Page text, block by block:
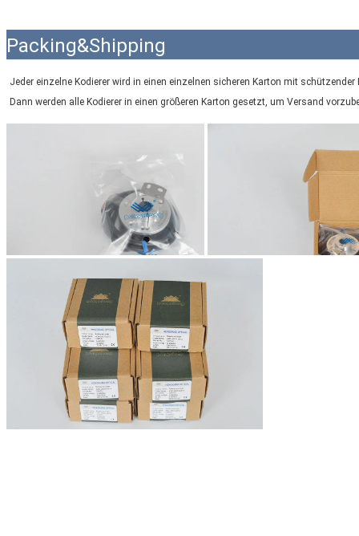
Hinterlass eine
Wir rufen Sie bald
Packing&Shipping
Jeder einzelne Kodierer wird in einen einzelnen sicheren Karton mit schützender
Dann werden alle Kodierer in einen größeren Karton gesetzt, um Versand